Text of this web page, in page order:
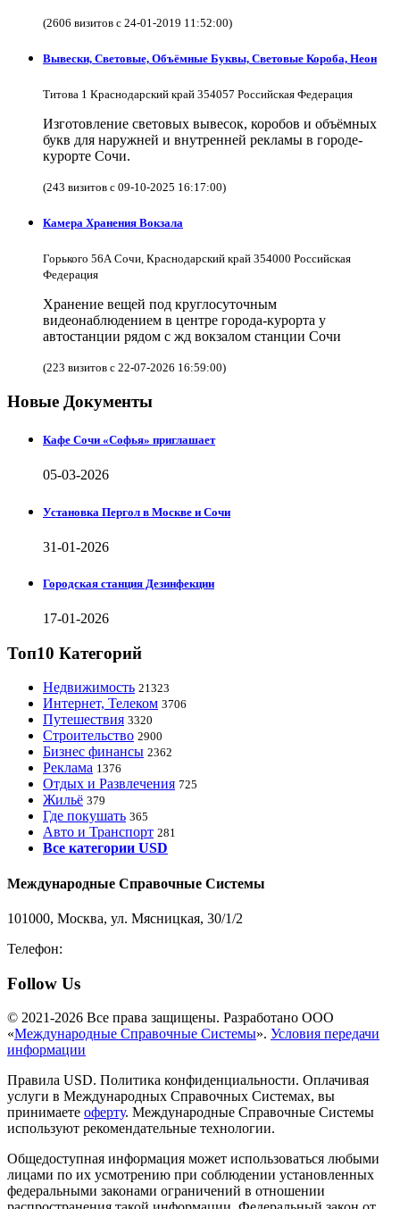
(2606 визитов с 24-01-2019 11:52:00)
Вывески, Световые, Объёмные Буквы, Световые Короба, Неон
Титова 1 Краснодарский край 354057 Российская Федерация
Изготовление световых вывесок, коробов и объёмных
букв для наружней и внутренней рекламы в городе-
курорте Сочи.
(243 визитов с 09-10-2025 16:17:00)
Камера Хранения Вокзала
Горького 56А Сочи, Краснодарский край 354000 Российская
Федерация
Хранение вещей под круглосуточным
видеонаблюдением в центре города-курорта у
автостанции рядом с жд вокзалом станции Сочи
(223 визитов с 22-07-2026 16:59:00)
Новые Документы
Кафе Сочи «Софья» приглашает
05-03-2026
Установка Пергол в Москве и Сочи
31-01-2026
Городская станция Дезинфекции
17-01-2026
Топ10 Категорий
Недвижимость 21323
Интернет, Телеком 3706
Путешествия 3320
Строительство 2900
Бизнес финансы 2362
Реклама 1376
Отдых и Развлечения 725
Жильё 379
Где покушать 365
Авто и Транспорт 281
Все категории USD
Международные Справочные Системы
101000, Москва, ул. Мясницкая, 30/1/2
Телефон:
Follow Us
© 2021-2026 Все права защищены. Разработано ООО
«Международные Справочные Системы». Условия передачи
информации
Правила USD. Политика конфиденциальности. Оплачивая
услуги в Международных Справочных Системах, вы
принимаете оферту. Международные Справочные Системы
используют рекомендательные технологии.
Общедоступная информация может использоваться любыми
лицами по их усмотрению при соблюдении установленных
федеральными законами ограничений в отношении